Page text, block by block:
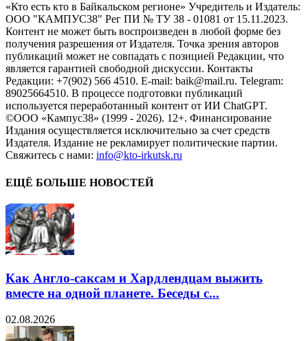
«Кто есть кто в Байкальском регионе» Учредитель и Издатель:
ООО "КАМПУС38" Рег ПИ № ТУ 38 - 01081 от 15.11.2023.
Контент не может быть воспроизведен в любой форме без
получения разрешения от Издателя. Точка зрения авторов
публикаций может не совпадать с позицией Редакции, что
является гарантией свободной дискуссии. Контакты
Редакции: +7(902) 566 4510. E-mail: baik@mail.ru. Telegram:
89025664510. В процессе подготовки публикаций
используется переработанный контент от ИИ ChatGPT.
©ООО «Кампус38» (1999 - 2026). 12+. Финансирование
Издания осуществляется исключительно за счет средств
Издателя. Издание не рекламирует политические партии.
Свяжитесь с нами: info@kto-irkutsk.ru
ЕЩЁ БОЛЬШЕ НОВОСТЕЙ
Как Англо-саксам и Хардлендцам выжить
вместе на одной планете. Беседы с...
02.08.2026